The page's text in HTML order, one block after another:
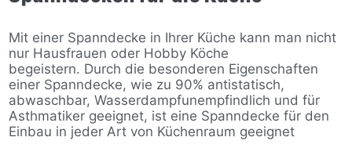
Mit einer Spanndecke in Ihrer Küche kann man nicht
nur Hausfrauen oder Hobby Köche
begeistern. Durch die besonderen Eigenschaften
einer Spanndecke, wie zu 90% antistatisch,
abwaschbar, Wasserdampfunempfindlich und für
Asthmatiker geeignet, ist eine Spanndecke für den
Einbau in jeder Art von Küchenraum geeignet